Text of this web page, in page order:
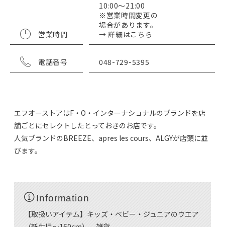
営業時間
10:00～21:00
※営業時間変更の
場合があります。
→ 詳細はこちら
電話番号 048-729-5395
エフオーストアはF・O・インターナショナルのブランドを店
舗ごとにセレクトしたとっておきのお店です。
人気ブランドのBREEZE、apres les cours、ALGYが店頭に並
びます。
Information
【取扱いアイテム】キッズ・ベビー・ジュニアのウエア